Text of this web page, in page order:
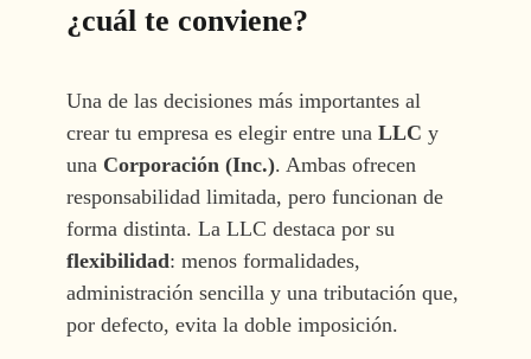
¿cuál te conviene?
Una de las decisiones más importantes al
crear tu empresa es elegir entre unaLLC y
una Corporación (Inc.). Ambas ofrecen
responsabilidad limitada, pero funcionan de
forma distinta. La LLC destaca por su
flexibilidad: menos formalidades,
administración sencilla y una tributación que,
por defecto, evita la doble imposición.